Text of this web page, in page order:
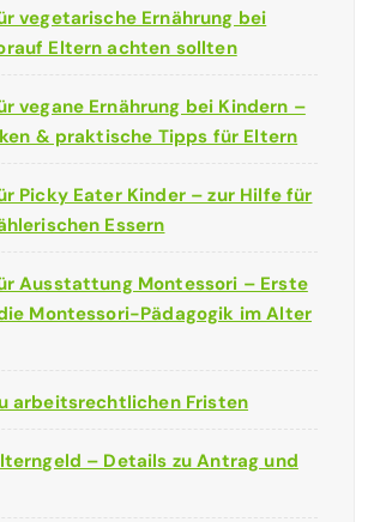
vegetarische Ernährung bei
Eltern achten sollten
vegane Ernährung bei Kindern –
& praktische Tipps für Eltern
Picky Eater Kinder – zur Hilfe für
Essern
Ausstattung Montessori – Erste
Montessori-Pädagogik im Alter
arbeitsrechtlichen Fristen
– Details zu Antrag und